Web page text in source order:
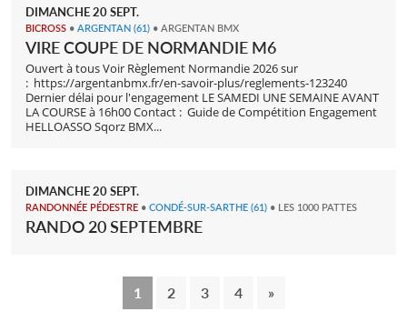
DIMANCHE20SEPT.
BICROSS • ARGENTAN (61) • ARGENTAN BMX
VIRE COUPE DE NORMANDIE M6
Ouvert à tous Voir Règlement Normandie 2026 sur
: https://argentanbmx.fr/en-savoir-plus/reglements-123240
Dernier délai pour l'engagement LE SAMEDI UNE SEMAINE AVANT
LA COURSE à 16h00 Contact : Guide de Compétition Engagement
HELLOASSO Sqorz BMX...
DIMANCHE20SEPT.
RANDONNÉE PÉDESTRE • CONDÉ-SUR-SARTHE (61) • LES 1000 PATTES
RANDO 20 SEPTEMBRE
1 2 3 4 »